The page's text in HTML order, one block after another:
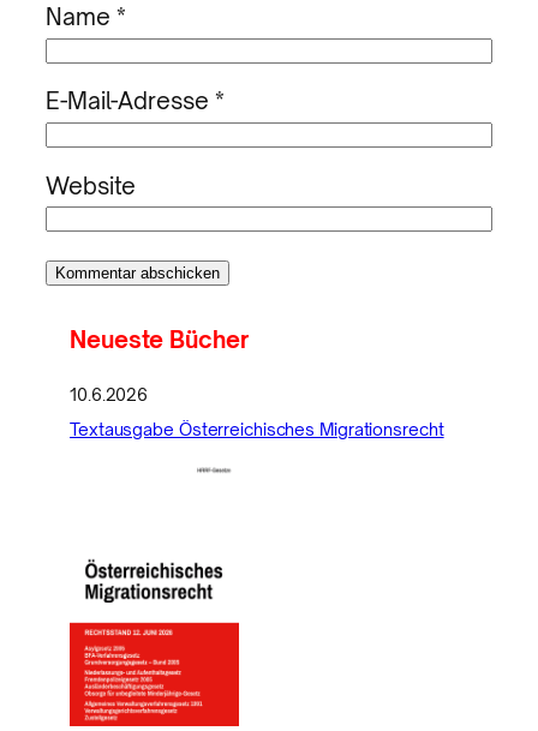
Name *
E-Mail-Adresse *
Website
Neueste Bücher
10.6.2026
Textausgabe Österreichisches Migrationsrecht